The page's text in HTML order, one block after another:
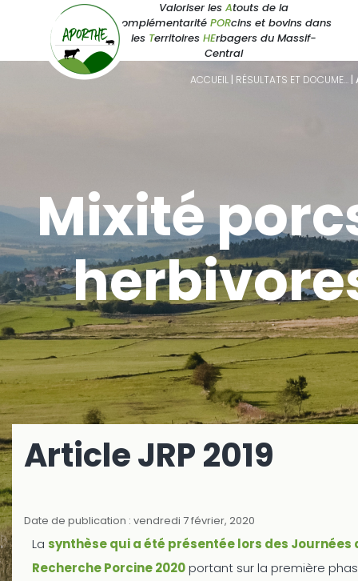
Valoriser les Atouts de la
complémentarité PORcins et bovins dans
les Territoires HErbagers du Massif-
Central
ACCUEIL | RÉSULTATS ET DOCUME… |
Mixité
Article JRP 2019
Date de publication : vendredi 7 février, 2020
La synthèse qui a été présentée lors des Journées
Recherche Porcine 2020portant sur la première